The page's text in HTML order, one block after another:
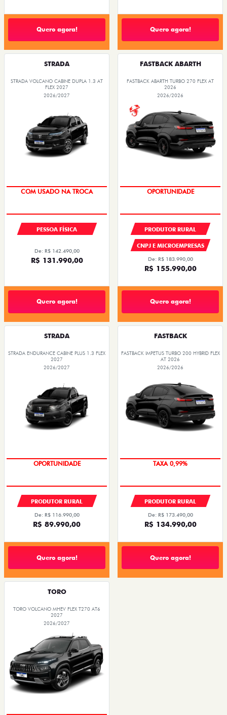
Quero agora! Quero agora!
STRADA
STRADA VOLCANO CABINE DUPLA 1.3 AT
FLEX 2027
2026/2027
COM USADO NA TROCA
PESSOA FÍSICA
De: R$ 142.490,00
R$ 131.990,00
Quero agora!
FASTBACK ABARTH
FASTBACK ABARTH TURBO 270 FLEX AT
2026
2026/2026
OPORTUNIDADE
PRODUTOR RURAL
CNPJ E MICROEMPRESAS
De: R$ 183.990,00
R$ 155.990,00
Quero agora!
STRADA
STRADA ENDURANCE CABINE PLUS 1.3 FLEX
2027
2026/2027
OPORTUNIDADE
PRODUTOR RURAL
De: R$ 116.990,00
R$ 89.990,00
Quero agora!
FASTBACK
FASTBACK IMPETUS TURBO 200 HYBRID FLEX
AT 2026
2026/2026
TAXA 0,99%
PRODUTOR RURAL
De: R$ 173.490,00
R$ 134.990,00
Quero agora!
TORO
TORO VOLCANO MHEV FLEX T270 AT6
2027
2026/2027